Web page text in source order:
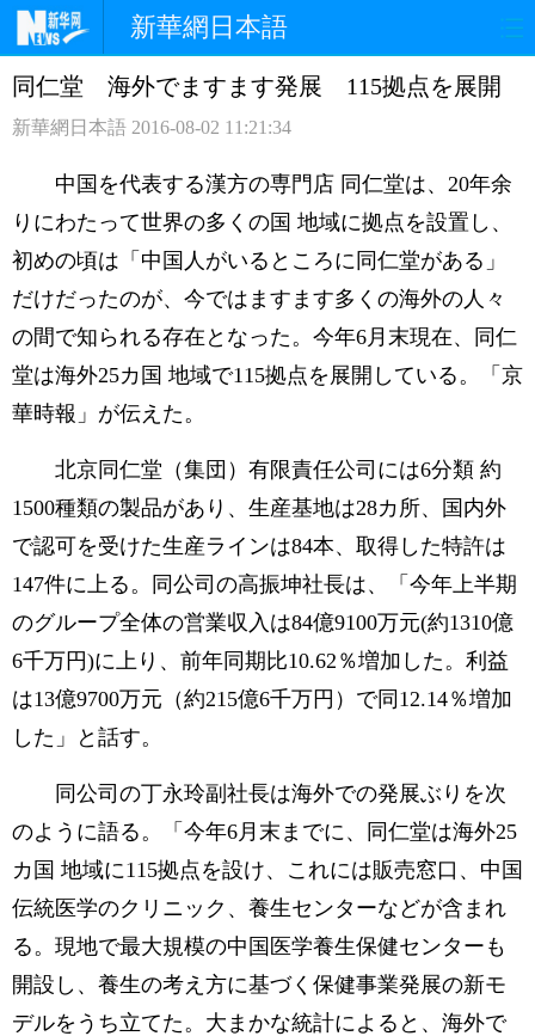
新華網日本語
ホームページ 政治 経済
観光 評論 写真
中日対訳
同仁堂 海外でますます発展 115拠点を展開
新華網日本語 2016-08-02 11:21:34
中国を代表する漢方の専門店 同仁堂は、20年余
りにわたって世界の多くの国 地域に拠点を設置し、
初めの頃は「中国人がいるところに同仁堂がある」
だけだったのが、今ではますます多くの海外の人々
の間で知られる存在となった。今年6月末現在、同仁
堂は海外25カ国 地域で115拠点を展開している。「京
華時報」が伝えた。
北京同仁堂（集団）有限責任公司には6分類 約
1500種類の製品があり、生産基地は28カ所、国内外
で認可を受けた生産ラインは84本、取得した特許は
147件に上る。同公司の高振坤社長は、「今年上半期
のグループ全体の営業収入は84億9100万元(約1310億
6千万円)に上り、前年同期比10.62％増加した。利益
は13億9700万元（約215億6千万円）で同12.14％増加
した」と話す。
同公司の丁永玲副社長は海外での発展ぶりを次
のように語る。「今年6月末までに、同仁堂は海外25
カ国 地域に115拠点を設け、これには販売窓口、中国
伝統医学のクリニック、養生センターなどが含まれ
る。現地で最大規模の中国医学養生保健センターも
開設し、養生の考え方に基づく保健事業発展の新モ
デルをうち立てた。大まかな統計によると、海外で